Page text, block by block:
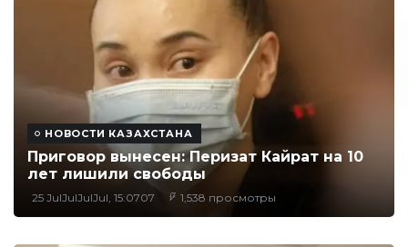
НОВОСТИ КАЗАХСТАНА
Приговор вынесен: Перизат Кайрат на 10
лет лишили свободы
25 JulJulJulJul, 15:0707 1,538 просмотры